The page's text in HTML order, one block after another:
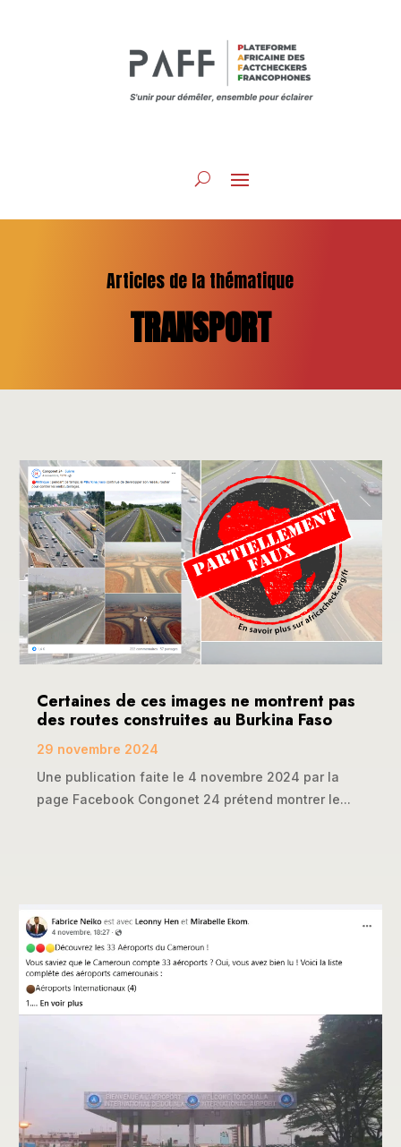
Articles de la thématique
TRANSPORT
Certaines de ces images ne montrent pas
des routes construites au Burkina Faso
29 novembre 2024
Une publication faite le 4 novembre 2024 par la
page Facebook Congonet 24 prétend montrer le...